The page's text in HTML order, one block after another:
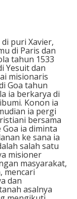
puri Xavier,
di Paris dan
tahun 1533
Yesuit dan
misionaris
Goa tahun
ia berkarya di
Konon ia
ia pergi
bersama
ia diminta
ke sana ia
salah satu
misioner
masyarakat,
mencari
dan
asalnya